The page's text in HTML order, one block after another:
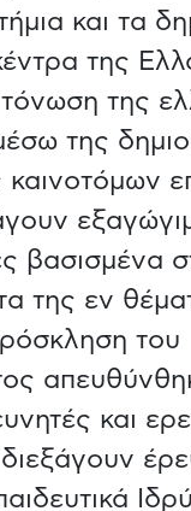
και τα
της
της
της
καινοτόμων
βασισμένα
της εν
του
και